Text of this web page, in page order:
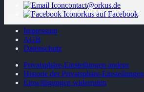
contact@orkus.de
orkus auf Facebook
Impressum
AGB
Datenschutz
Privatsphäre-Einstellungen ändern
Historie der Privatsphäre-Einstellungen
Einwilligungen widerrufen